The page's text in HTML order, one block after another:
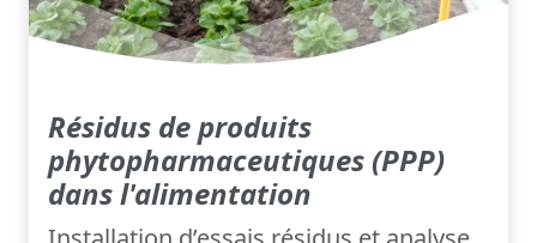
Résidus de produits
phytopharmaceutiques (PPP)
dans l'alimentation